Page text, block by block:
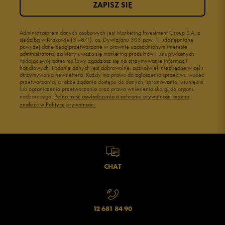
Administratorem danych osobowych jest Marketing Investment Group S.A. z
siedzibą w Krakowie (31-871), os. Dywizjonu 303 paw. 1, udostępnione
powyżej dane będą przetwarzane w prawnie uzasadnionym interesie
administratora, za który uważa się marketing produktów i usług własnych.
Podając swój adres mailowy zgadzasz się na otrzymywanie informacji
handlowych. Podanie danych jest dobrowolne, aczkolwiek niezbędne w celu
otrzymywania newslettera. Każdy ma prawo do zgłoszenia sprzeciwu wobec
przetwarzania, a także żądania dostępu do danych, sprostowania, usunięcia
lub ograniczenia przetwarzania oraz prawo wniesienia skargi do organu
nadzorczego. Pełną treść oświadczenia o ochronie prywatności można
znaleźć w Polityce prywatności.
ZAPISZ SIĘ
CHAT
12 681 84 90